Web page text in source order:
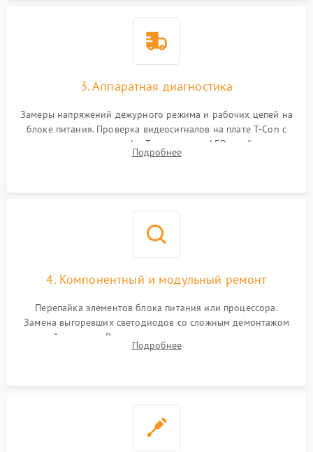
3. Аппаратная диагностика
Замеры напряжений дежурного режима и рабочих цепей на
блоке питания. Проверка видеосигналов на плате T-Con с
помощью осциллографа. Тестирование LED-драйвера и
светодиодных планок подсветки мультиметром.
Подробнее
4. Компонентный и модульный ремонт
Перепайка элементов блока питания или процессора.
Замена выгоревших светодиодов со сложным демонтажом
хрупкой матрицы. Восстановление поврежденных дорожек,
прошивка микросхем памяти EEPROM
Подробнее